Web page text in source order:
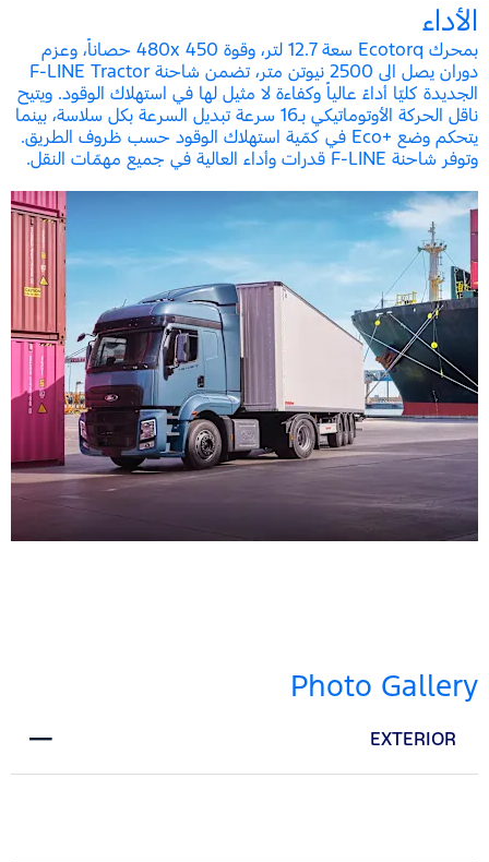
الأداء
بمحرك Ecotorq سعة 12.7 لتر، وقوة 480x 450 حصاناً، وعزم
دوران يصل الى 2500 نيوتن متر، تضمن شاحنة F-LINE Tractor
الجديدة كليّا أداءً عالياً وكفاءة لا مثيل لها في استهلاك الوقود. ويتيح
ناقل الحركة الأوتوماتيكي بـ16 سرعة تبديل السرعة بكل سلاسة، بينما
يتحكم وضع +Eco في كمّية استهلاك الوقود حسب ظروف الطريق.
وتوفر شاحنة F-LINE قدرات وأداء العالية في جميع مهمّات النقل.
Photo Gallery
EXTERIOR